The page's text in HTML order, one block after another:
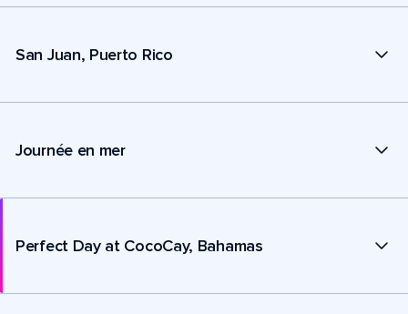
San Juan, Puerto Rico
Journée en mer
Perfect Day at CocoCay, Bahamas